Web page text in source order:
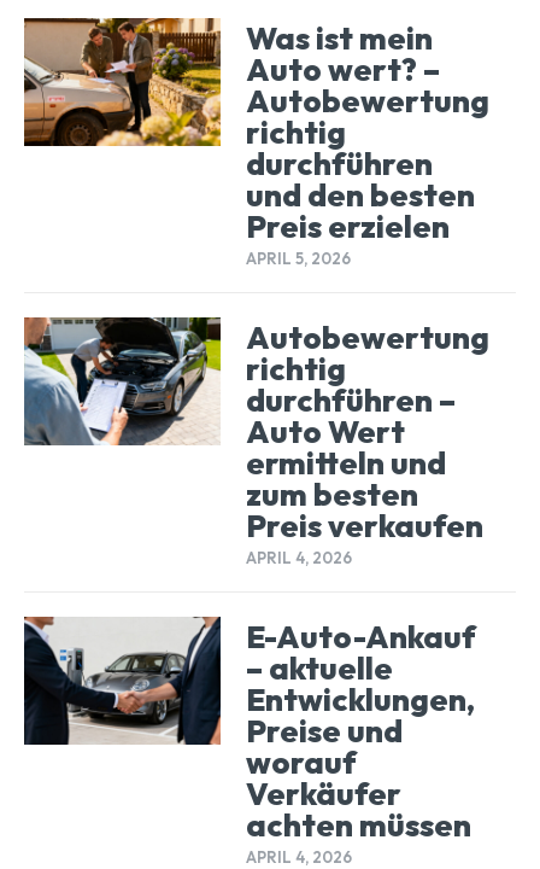
Was ist mein
Auto wert? –
Autobewertung
richtig
durchführen
und den besten
Preis erzielen
APRIL 5, 2026
Autobewertung
richtig
durchführen –
Auto Wert
ermitteln und
zum besten
Preis verkaufen
APRIL 4, 2026
E-Auto-Ankauf
– aktuelle
Entwicklungen,
Preise und
worauf
Verkäufer
achten müssen
APRIL 4, 2026